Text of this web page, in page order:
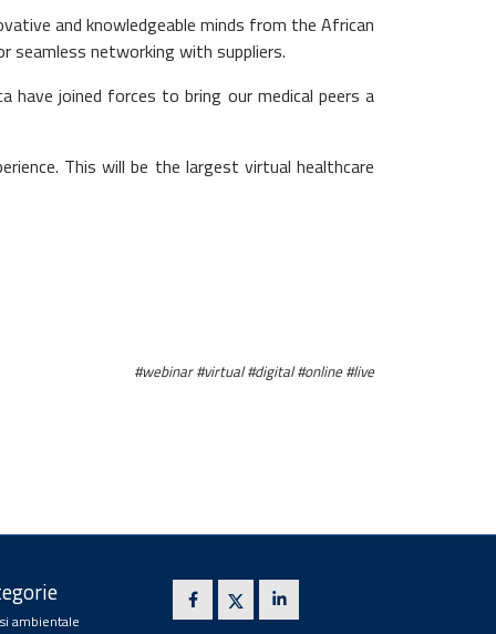
and knowledgeable minds from the African
seamless networking with suppliers.
have joined forces to bring our medical peers a
This will be the largest virtual healthcare
#webinar #virtual #digital #online #live
ambientale